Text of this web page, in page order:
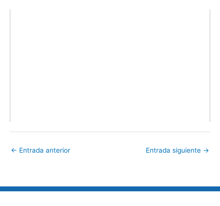
← Entrada anterior Entrada siguiente →